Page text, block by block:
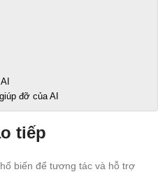
đỡ của AI
tiếp
biến để tương tác và hỗ trợ